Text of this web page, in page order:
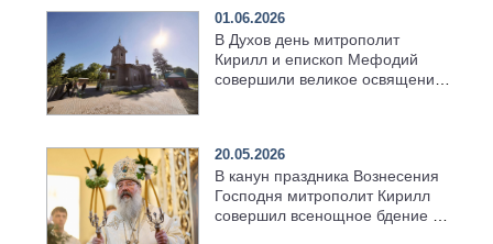
01.06.2026
В Духов день митрополит
Кирилл и епископ Мефодий
совершили великое освящение
20.05.2026
В канун праздника Вознесения
Господня митрополит Кирилл
совершил всенощное бдение в